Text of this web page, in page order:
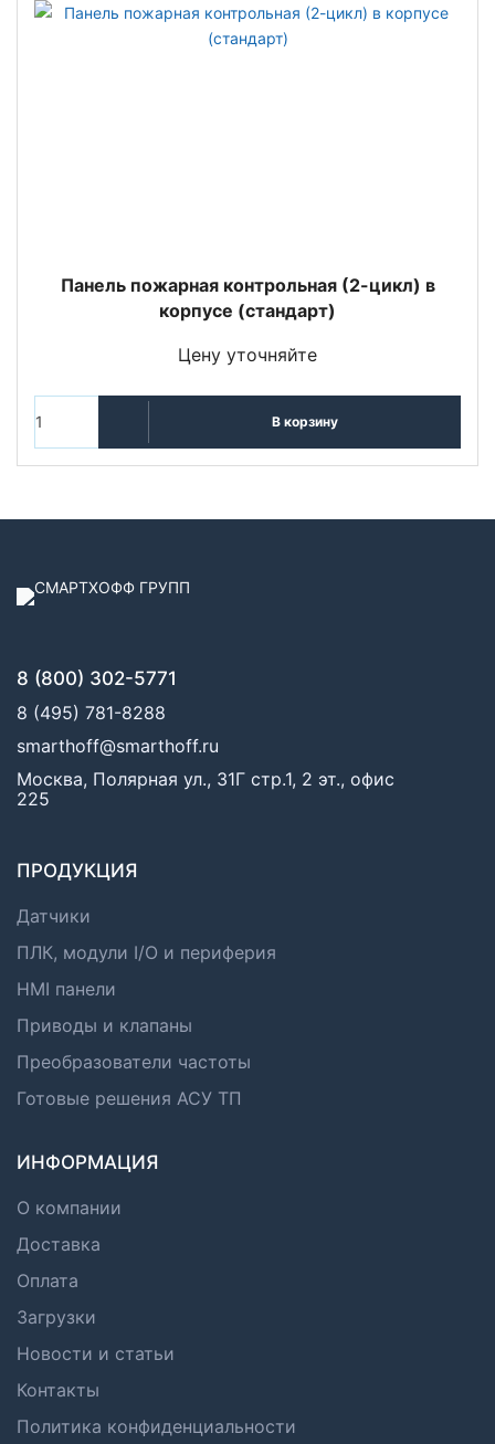
Панель пожарная контрольная (2-цикл) в
корпусе (стандарт)
Цену уточняйте
В корзину
8 (800) 302-5771
8 (495) 781-8288
smarthoff@smarthoff.ru
Москва, Полярная ул., 31Г стр.1, 2 эт., офис
225
ПРОДУКЦИЯ
Датчики
ПЛК, модули I/O и периферия
HMI панели
Приводы и клапаны
Преобразователи частоты
Готовые решения АСУ ТП
ИНФОРМАЦИЯ
О компании
Доставка
Оплата
Загрузки
Новости и статьи
Контакты
Политика конфиденциальности